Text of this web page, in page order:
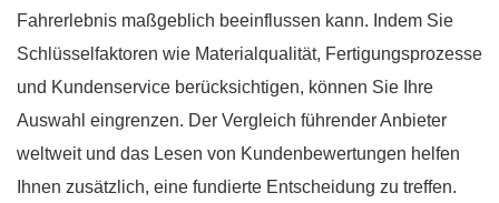
Fahrerlebnis maßgeblich beeinflussen kann. Indem Sie
Schlüsselfaktoren wie Materialqualität, Fertigungsprozesse
und Kundenservice berücksichtigen, können Sie Ihre
Auswahl eingrenzen. Der Vergleich führender Anbieter
weltweit und das Lesen von Kundenbewertungen helfen
Ihnen zusätzlich, eine fundierte Entscheidung zu treffen.